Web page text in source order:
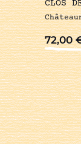
CLOS
72,00